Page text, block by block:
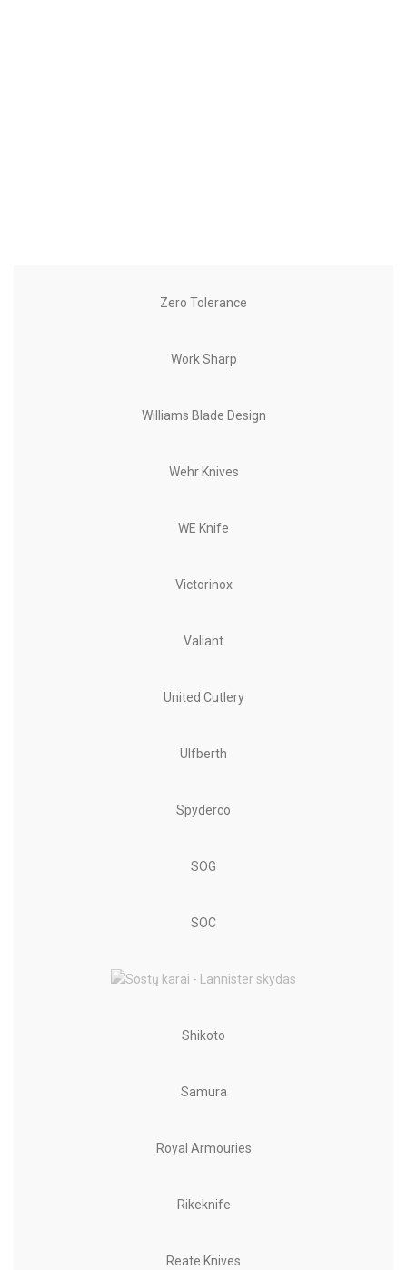
Zero Tolerance
Work Sharp
Williams Blade Design
Wehr Knives
WE Knife
Victorinox
Valiant
United Cutlery
Ulfberth
Spyderco
SOG
SOC
Shikoto
Samura
Royal Armouries
Rikeknife
Reate Knives